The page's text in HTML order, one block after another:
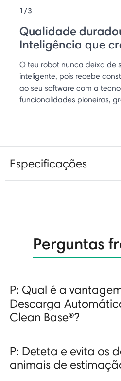
1/3
Qualidade
Inteligência que
O teu robot nunca deixa de
inteligente, pois recebe
ao seu software com a
funcionalidades pioneiras,
Especificações
Perguntas
P: Qual é a
Descarga
Clean Base®?
P: Deteta e evita os
animais de